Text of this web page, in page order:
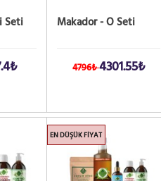
Seti Makador - O Seti
4796₺4301.55₺
EN DÜŞÜK FIYAT